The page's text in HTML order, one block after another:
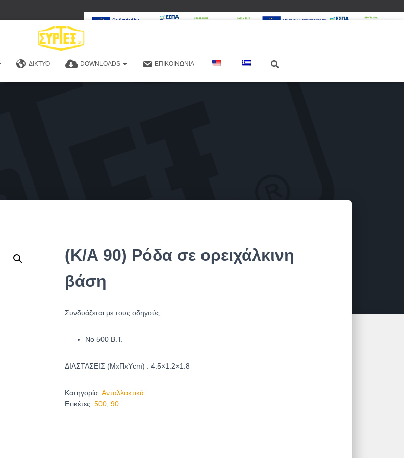
ΔΊΚΤΥΟ DOWNLOADS ΕΠΙΚΟΙΝΩΝΊΑ
(Κ/Α 90) Ρόδα σε ορειχάλκινη
βάση
Συνδυάζεται με τους οδηγούς:
Νο 500 Β.Τ.
ΔΙΑΣΤΑΣΕΙΣ (ΜxΠxYcm) : 4.5×1.2×1.8
Κατηγορία: Ανταλλακτικά
Ετικέτες: 500 90